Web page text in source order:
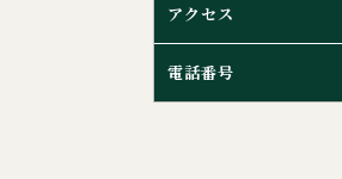
アクセス
電話番号